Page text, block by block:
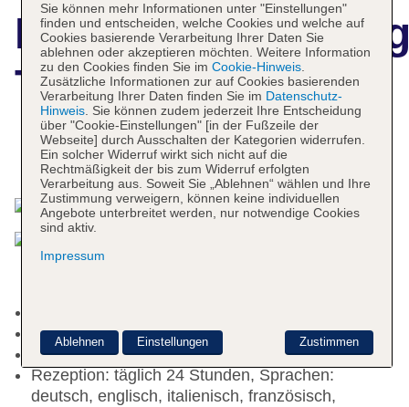
The Mont
Das bietet Ihre Unterkunft
Check-in Zeit ab 16:00 Uhr
Check-out Zeit bis 11:00 Uhr
Rezeption: täglich 24 Stunden, Sprachen:
deutsch, englisch, italienisch, französisch,
Sie können mehr Informationen unter "Einstellungen"
finden und entscheiden, welche Cookies und welche auf
Cookies basierende Verarbeitung Ihrer Daten Sie
ablehnen oder akzeptieren möchten. Weitere Information
zu den Cookies finden Sie im Cookie-Hinweis.
Zusätzliche Informationen zur auf Cookies basierenden
Verarbeitung Ihrer Daten finden Sie im Datenschutz-
Hinweis. Sie können zudem jederzeit Ihre Entscheidung
über "Cookie-Einstellungen" [in der Fußzeile der
Webseite] durch Ausschalten der Kategorien widerrufen.
Ein solcher Widerruf wirkt sich nicht auf die
Rechtmäßigkeit der bis zum Widerruf erfolgten
Verarbeitung aus. Soweit Sie „Ablehnen“ wählen und Ihre
Zustimmung verweigern, können keine individuellen
Angebote unterbreitet werden, nur notwendige Cookies
sind aktiv.
Impressum
Zustimmen
Ablehnen Einstellungen